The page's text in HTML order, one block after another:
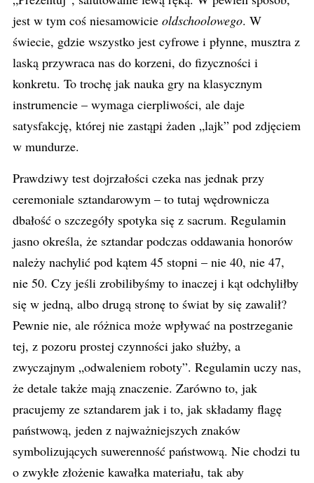
jest w tym coś niesamowicie oldschoolowego. W
świecie, gdzie wszystko jest cyfrowe i płynne, musztra z
laską przywraca nas do korzeni, do fizyczności i
konkretu. To trochę jak nauka gry na klasycznym
instrumencie – wymaga cierpliwości, ale daje
satysfakcję, której nie zastąpi żaden „lajk” pod zdjęciem
w mundurze.
Prawdziwy test dojrzałości czeka nas jednak przy
ceremoniale sztandarowym – to tutaj wędrownicza
dbałość o szczegóły spotyka się z sacrum. Regulamin
jasno określa, że sztandar podczas oddawania honorów
należy nachylić pod kątem 45 stopni – nie 40, nie 47,
nie 50. Czy jeśli zrobilibyśmy to inaczej i kąt odchyliłby
się w jedną, albo drugą stronę to świat by się zawalił?
Pewnie nie, ale różnica może wpływać na postrzeganie
tej, z pozoru prostej czynności jako służby, a
zwyczajnym „odwaleniem roboty”. Regulamin uczy nas,
że detale także mają znaczenie. Zarówno to, jak
pracujemy ze sztandarem jak i to, jak składamy flagę
państwową, jeden z najważniejszych znaków
symbolizujących suwerenność państwową. Nie chodzi tu
o zwykłe złożenie kawałka materiału, tak aby